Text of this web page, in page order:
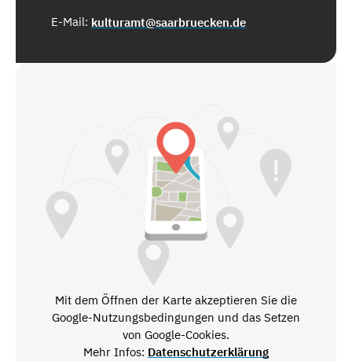
E-Mail: kulturamt@saarbruecken.de
Mit dem Öffnen der Karte akzeptieren Sie die
Google-Nutzungsbedingungen und das Setzen
von Google-Cookies.
Mehr Infos: Datenschutzerklärung